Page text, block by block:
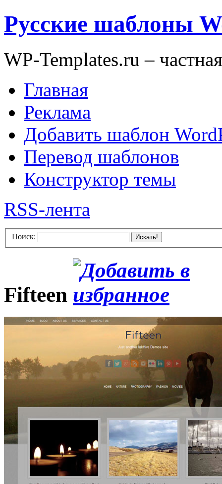
Русские шаблоны
WP-Templates.ru –
Главная
Реклама
Добавить шаблон
Перевод шаблонов
Конструктор темы
RSS-лента
Поиск: Искать!
Fifteen